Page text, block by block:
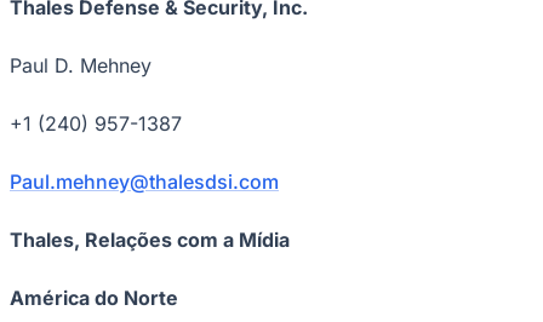
Santos
Thales Defense & Security, Inc.
Paul D. Mehney
+1 (240) 957-1387
Paul.mehney@thalesdsi.com
Thales, Relações com a Mídia
América do Norte